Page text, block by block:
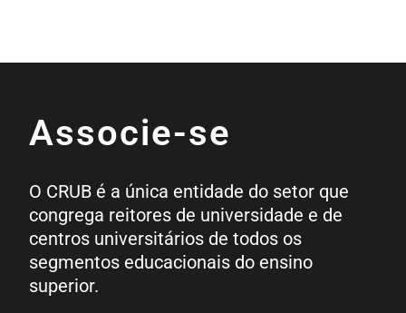
Associe-se
O CRUB é a única entidade do setor que
congrega reitores de universidade e de
centros universitários de todos os
segmentos educacionais do ensino
superior.